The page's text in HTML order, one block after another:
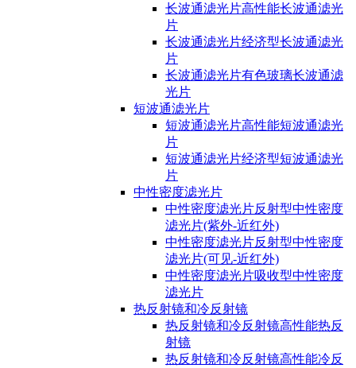
长波通滤光片高性能长波通滤光
片
长波通滤光片经济型长波通滤光
片
长波通滤光片有色玻璃长波通滤
光片
短波通滤光片
短波通滤光片高性能短波通滤光
片
短波通滤光片经济型短波通滤光
片
中性密度滤光片
中性密度滤光片反射型中性密度
滤光片(紫外-近红外)
中性密度滤光片反射型中性密度
滤光片(可见-近红外)
中性密度滤光片吸收型中性密度
滤光片
热反射镜和冷反射镜
热反射镜和冷反射镜高性能热反
射镜
热反射镜和冷反射镜高性能冷反